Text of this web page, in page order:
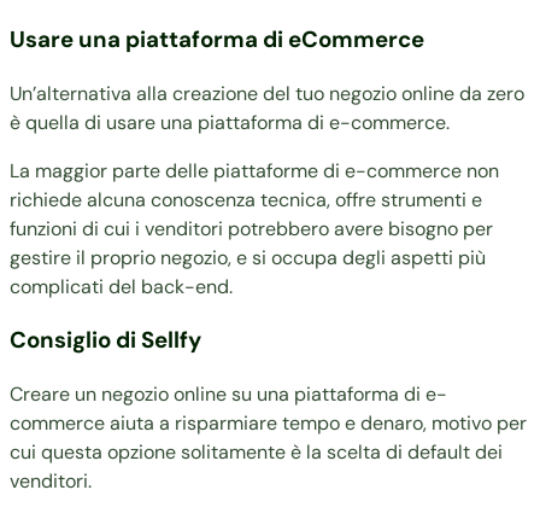
Usare una piattaforma di eCommerce
Un’alternativa alla creazione del tuo negozio online da zero
è quella di usare una piattaforma di e-commerce.
La maggior parte delle piattaforme di e-commerce non
richiede alcuna conoscenza tecnica, offre strumenti e
funzioni di cui i venditori potrebbero avere bisogno per
gestire il proprio negozio, e si occupa degli aspetti più
complicati del back-end.
Consiglio di Sellfy
Creare un negozio online su una piattaforma di e-
commerce aiuta a risparmiare tempo e denaro, motivo per
cui questa opzione solitamente è la scelta di default dei
venditori.